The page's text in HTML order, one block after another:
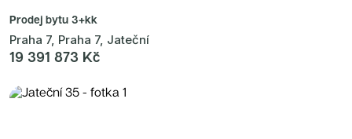
Prodej bytu 3+kk
Praha 7, Praha 7, Jateční
19 391 873 Kč